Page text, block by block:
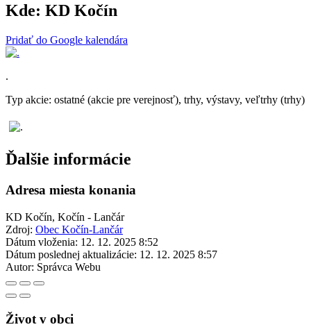
Kde: KD Kočín
Pridať do Google kalendára
.
Typ akcie: ostatné (akcie pre verejnosť), trhy, výstavy, veľtrhy (trhy)
Ďalšie informácie
Adresa miesta konania
KD Kočín, Kočín - Lančár
Zdroj: Obec Kočín-Lančár
Dátum vloženia: 12. 12. 2025 8:52
Dátum poslednej aktualizácie: 12. 12. 2025 8:57
Autor: Správca Webu
Život v obci